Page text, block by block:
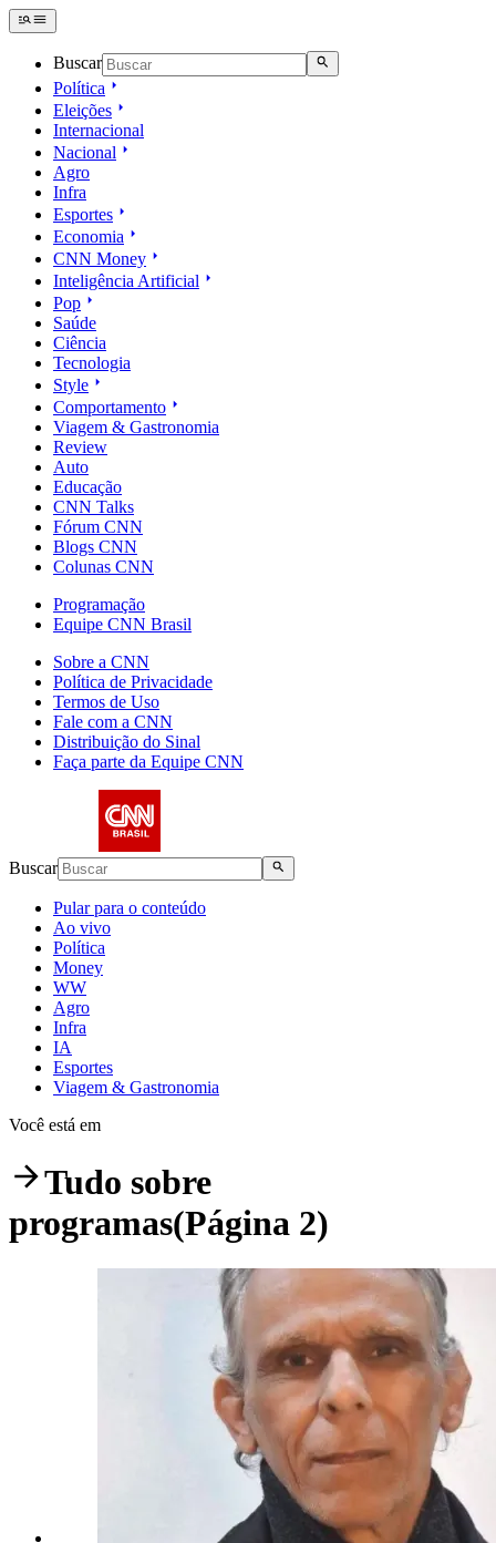
Buscar
Política
Eleições
Internacional
Nacional
Agro
Infra
Esportes
Economia
CNN Money
Inteligência Artificial
Pop
Saúde
Ciência
Tecnologia
Style
Comportamento
Viagem & Gastronomia
Review
Auto
Educação
CNN Talks
Fórum CNN
Blogs CNN
Colunas CNN
Programação
Equipe CNN Brasil
Sobre a CNN
Política de Privacidade
Termos de Uso
Fale com a CNN
Distribuição do Sinal
Faça parte da Equipe CNN
Buscar
Pular para o conteúdo
Ao vivo
Política
Money
WW
Agro
Infra
IA
Esportes
Viagem & Gastronomia
Você está em
Tudo sobre
programas(Página 2)